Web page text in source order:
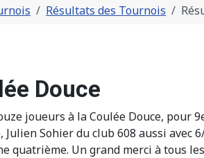
Résultats des Tournois
Douce
joueurs à la Coulée Douce, pour
Julien Sohier du club 608 aussi
quatrième. Un grand merci à tous